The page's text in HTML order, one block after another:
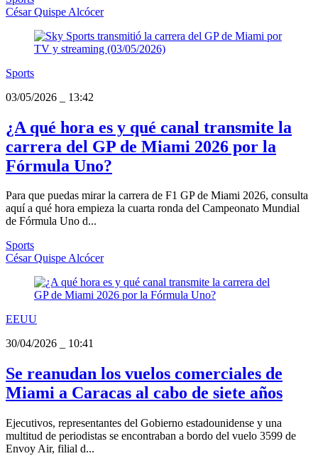
César Quispe Alcócer
Sports
03/05/2026
13:42
¿A qué hora es y qué canal transmite la
carrera del GP de Miami 2026 por la
Fórmula Uno?
Para que puedas mirar la carrera de F1 GP de Miami 2026, consulta
aquí a qué hora empieza la cuarta ronda del Campeonato Mundial
de Fórmula Uno d...
Sports
César Quispe Alcócer
EEUU
30/04/2026
10:41
Se reanudan los vuelos comerciales de
Miami a Caracas al cabo de siete años
Ejecutivos, representantes del Gobierno estadounidense y una
multitud de periodistas se encontraban a bordo del vuelo 3599 de
Envoy Air, filial d...